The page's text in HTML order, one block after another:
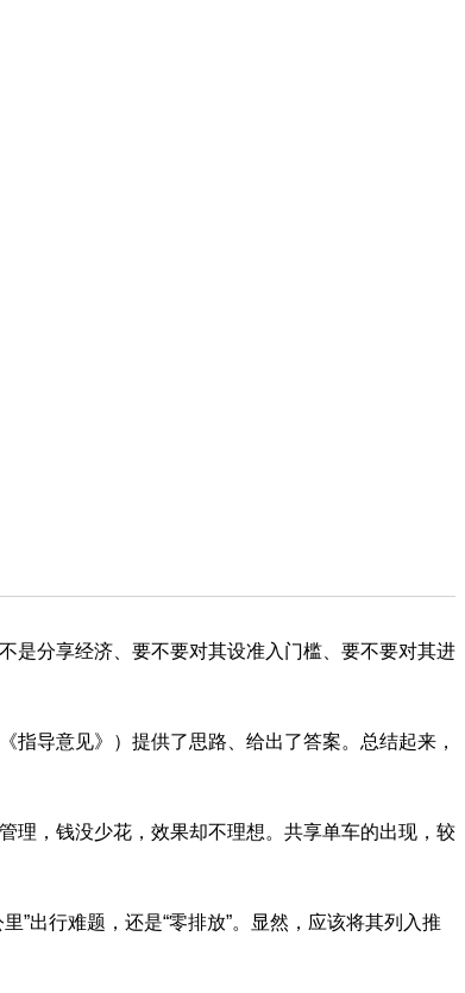
分享经济、要不要对其设准入门槛、要不要对其进
导意见》）提供了思路、给出了答案。总结起来，
，钱没少花，效果却不理想。共享单车的出现，较
出行难题，还是“零排放”。显然，应该将其列入推